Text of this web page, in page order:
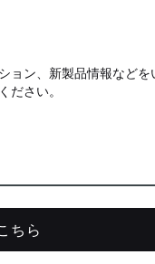
ョン、新製品情報などを
ださい。
ちら